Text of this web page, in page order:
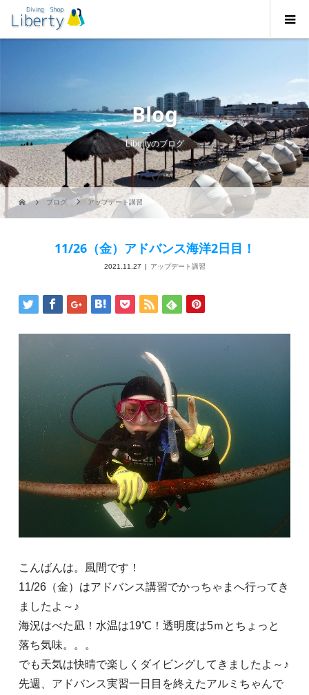
Blog
Libertyのブログ
ブログ アップデート講習
11/26（金）アドバンス海洋2日目！
2021.11.27 アップデート講習
こんばんは。風間です！
11/26（金）はアドバンス講習でかっちゃまへ行ってき
ましたよ～♪
海況はべた凪！水温は19℃！透明度は5ｍとちょっと
落ち気味。。。
でも天気は快晴で楽しくダイビングしてきましたよ～♪
先週、アドバンス実習一日目を終えたアルミちゃんで